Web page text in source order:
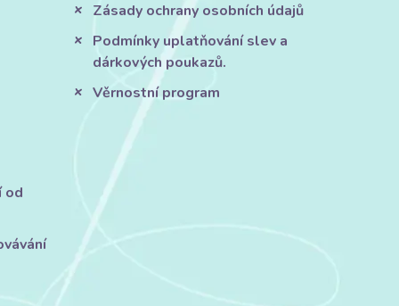
od
Zásady ochrany osobních údajů
Podmínky uplatňování slev a
dárkových poukazů.
Věrnostní program